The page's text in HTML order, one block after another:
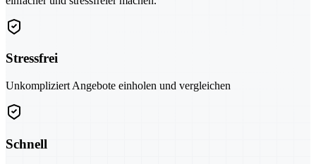
Stressfrei
Unkompliziert Angebote einholen und vergleichen
Schnell